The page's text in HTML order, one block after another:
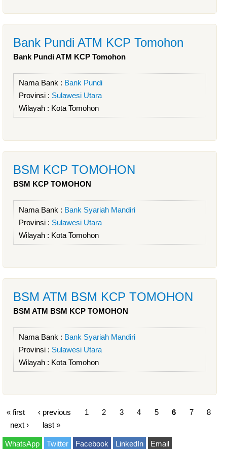
Bank Pundi ATM KCP Tomohon
Bank Pundi ATM KCP Tomohon
Nama Bank : Bank Pundi
Provinsi : Sulawesi Utara
Wilayah : Kota Tomohon
BSM KCP TOMOHON
BSM KCP TOMOHON
Nama Bank : Bank Syariah Mandiri
Provinsi : Sulawesi Utara
Wilayah : Kota Tomohon
BSM ATM BSM KCP TOMOHON
BSM ATM BSM KCP TOMOHON
Nama Bank : Bank Syariah Mandiri
Provinsi : Sulawesi Utara
Wilayah : Kota Tomohon
« first ‹ previous 1 2 3 4 5 6 7
8
next ›
last »
WhatsApp Twitter Facebook LinkedIn Email